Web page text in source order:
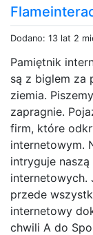
Dodano: 13 lat 2
Pamiętnik
są z biglem za
ziemia.
zapragnie.
firm, które
internetowym.
intryguje
internetowych.
przede
internetowy
chwili A do